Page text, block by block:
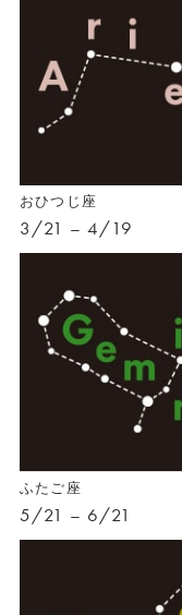
おひつじ座
3/21 – 4/19
ふたご座
5/21 – 6/21